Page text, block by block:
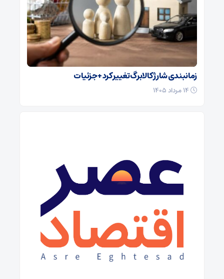
زمانبندی شارژ کالابرگ تغییر کرد + جزئیات